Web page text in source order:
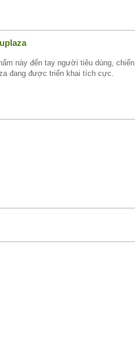
này đến tay người tiêu dùng, chiến
đang được triển khai tích cực.